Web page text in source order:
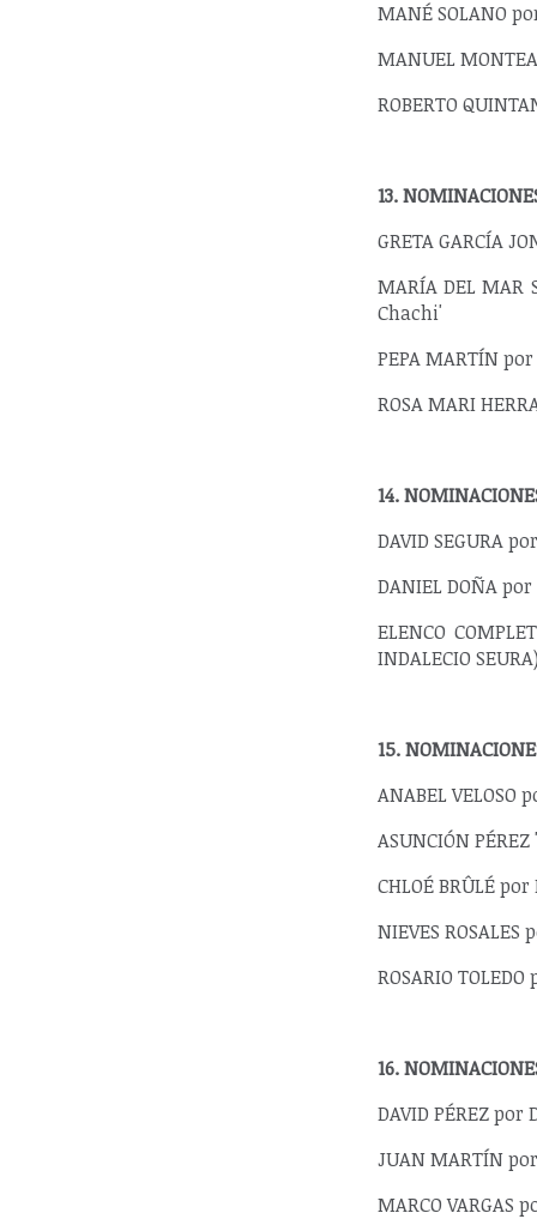
MANÉ SOLANO
MANUEL
ROBERTO
13.
GRETA GARCÍA
MARÍA DEL
Chachi'
PEPA MARTÍN
ROSA MARI
14.
DAVID SEGURA
DANIEL DOÑA
ELENCO
INDALECIO
15.
ANABEL
ASUNCIÓN
CHLOÉ BRÛLÉ
NIEVES
ROSARIO
16.
DAVID PÉREZ
JUAN MARTÍN
MARCO